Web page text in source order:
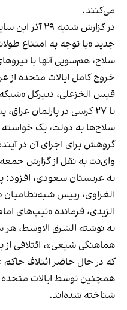
می‌کنند.
در گزارش
جدید «با توجه به امتناع
سلاح، هم‌سویی آنها با
خروج کامل ایالات متحده از
قیس الخزعلی، دبیرکل
سلاح‌ها به دولت، یک
گروهش برای اجرای آن در
وای‌نت به نقل از گزارش
به عربستان سعودی، افزود:
الغراوی، رییس شبه‌نظامیان
الزیدی، فرمانده «تیپ‌های
به نوشته الشرق الاوسط،
هماهنگی شیعی»، ائتلافی
که در حال حاضر ائتلاف حاکم
همچنین توسط ایالات متحده
شناخته شده‌اند.